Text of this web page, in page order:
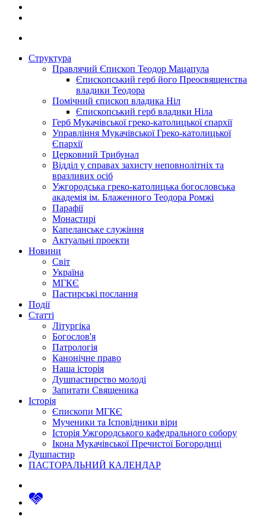
Структура
Правлячий Єпископ Теодор Мацапула
Єпископський герб його Преосвященства
владики Теодора
Помічний єпископ владика Ніл
Єпископський герб владики Ніла
Герб Мукачівської греко-католицької єпархії
Управління Мукачівської Греко-католицької
Єпархії
Церковний Трибунал
Відділ у справах захисту неповнолітніх та
вразливих осіб
Ужгородська греко-католицька богословська
академія ім. Блаженного Теодора Ромжі
Парафії
Монастирі
Капеланське служіння
Актуальні проекти
Новини
Світ
Україна
МГКЄ
Пастирські послання
Події
Статті
Літургіка
Богослов'я
Патрологія
Канонічне право
Наша історія
Душпастирство молоді
Запитати Священика
Історія
Єпископи МГКЄ
Мученики та Ісповідники віри
Історія Ужгородського кафедрального собору
Ікона Мукачівської Пречистої Богородиці
Душпастир
ПАСТОРАЛЬНИЙ КАЛЕНДАР